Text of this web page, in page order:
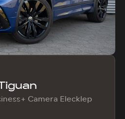
Camera Elecklep